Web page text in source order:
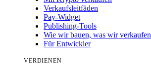
Verkaufsleitfäden
Pay-Widget
Publishing-Tools
Wie wir bauen, was wir verkaufen
Für Entwickler
VERDIENEN